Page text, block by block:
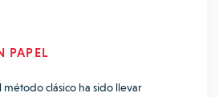
PAPEL
clásico ha sido llevar